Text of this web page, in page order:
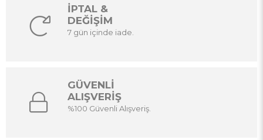
İPTAL &
DEĞİŞİM
7 gün içinde iade.
GÜVENLİ
ALIŞVERİŞ
%100 Güvenli Alışveriş.